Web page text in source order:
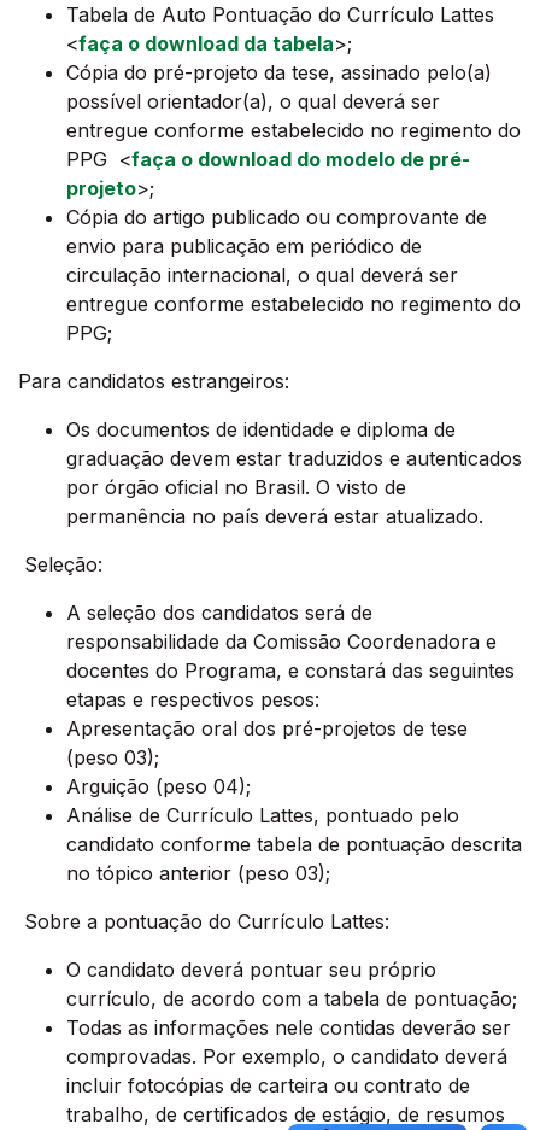
Tabela de Auto Pontuação do Currículo Lattes
<faça o download da tabela>;
Cópia do pré-projeto da tese, assinado pelo(a)
possível orientador(a), o qual deverá ser
entregue conforme estabelecido no regimento do
PPG <faça o download do modelo de pré-
projeto>;
Cópia do artigo publicado ou comprovante de
envio para publicação em periódico de
circulação internacional, o qual deverá ser
entregue conforme estabelecido no regimento do
PPG;
Para candidatos estrangeiros:
Os documentos de identidade e diploma de
graduação devem estar traduzidos e autenticados
por órgão oficial no Brasil. O visto de
permanência no país deverá estar atualizado.
Seleção:
A seleção dos candidatos será de
responsabilidade da Comissão Coordenadora e
docentes do Programa, e constará das seguintes
etapas e respectivos pesos:
Apresentação oral dos pré-projetos de tese
(peso 03);
Arguição (peso 04);
Análise de Currículo Lattes, pontuado pelo
candidato conforme tabela de pontuação descrita
no tópico anterior (peso 03);
Sobre a pontuação do Currículo Lattes:
O candidato deverá pontuar seu próprio
currículo, de acordo com a tabela de pontuação;
Todas as informações nele contidas deverão ser
comprovadas. Por exemplo, o candidato deverá
incluir fotocópias de carteira ou contrato de
trabalho, de certificados de estágio, de resumos